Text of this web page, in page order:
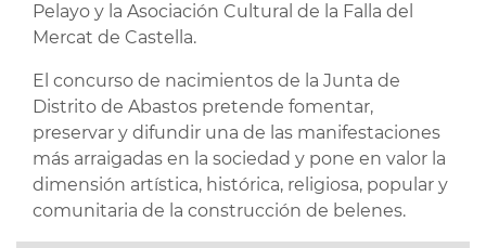
Pelayo y la Asociación Cultural de la Falla del
Mercat de Castella.
El concurso de nacimientos de la Junta de
Distrito de Abastos pretende fomentar,
preservar y difundir una de las manifestaciones
más arraigadas en la sociedad y pone en valor la
dimensión artística, histórica, religiosa, popular y
comunitaria de la construcción de belenes.